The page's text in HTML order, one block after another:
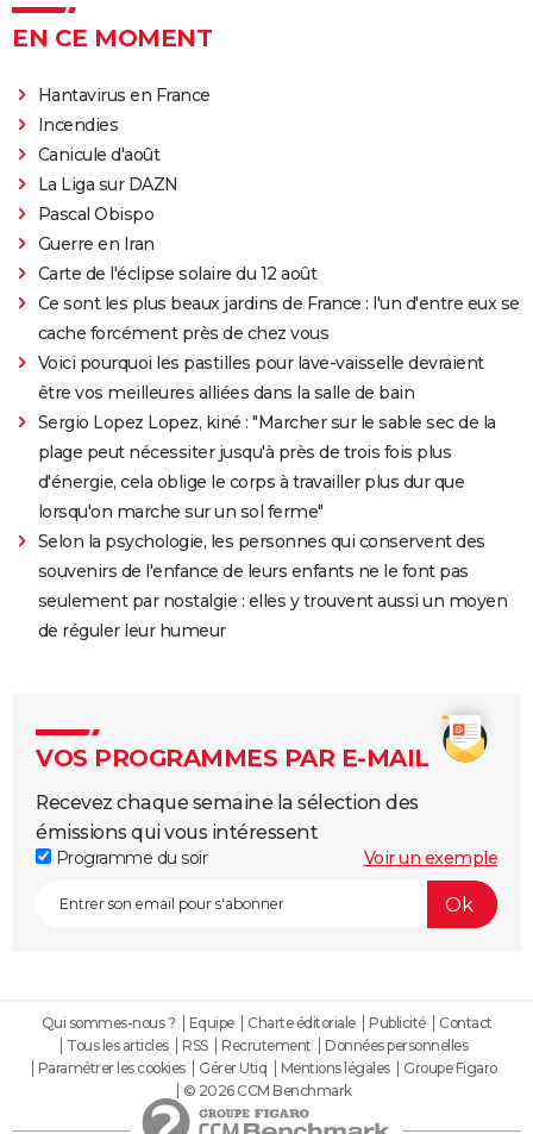
EN CE MOMENT
Hantavirus en France
Incendies
Canicule d'août
La Liga sur DAZN
Pascal Obispo
Guerre en Iran
Carte de l'éclipse solaire du 12 août
Ce sont les plus beaux jardins de France : l'un d'entre eux se
cache forcément près de chez vous
Voici pourquoi les pastilles pour lave-vaisselle devraient
être vos meilleures alliées dans la salle de bain
Sergio Lopez Lopez, kiné : "Marcher sur le sable sec de la
plage peut nécessiter jusqu'à près de trois fois plus
d'énergie, cela oblige le corps à travailler plus dur que
lorsqu'on marche sur un sol ferme"
Selon la psychologie, les personnes qui conservent des
souvenirs de l'enfance de leurs enfants ne le font pas
seulement par nostalgie : elles y trouvent aussi un moyen
de réguler leur humeur
VOS PROGRAMMES PAR E-MAIL
Recevez chaque semaine la sélection des
émissions qui vous intéressent
Programme du soir Voir un exemple
Qui sommes-nous ? Equipe Charte éditoriale Publicité
Contact
Tous les articles
RSS Recrutement
Données personnelles
Paramétrer les cookies
Gérer Utiq Mentions légales
Groupe Figaro
© 2026 CCM Benchmark